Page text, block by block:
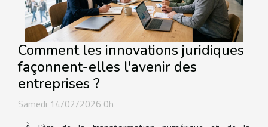
Comment les innovations juridiques
façonnent-elles l'avenir des
entreprises ?
Samedi 14/02/2026 0h